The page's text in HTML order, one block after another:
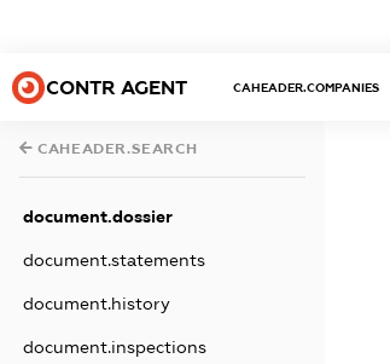
CONTR AGENT CAHEADER.COMPANIES
CAHEADER.SEARCH
document.dossier
document.statements
document.history
document.inspections